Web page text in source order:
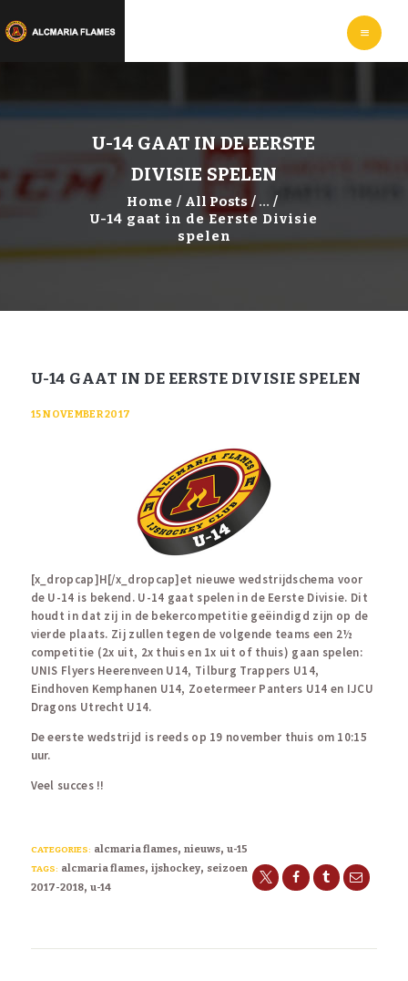
U-14 GAAT IN DE EERSTE
DIVISIE SPELEN
Home All Posts
...
U-14 gaat in de Eerste Divisie
spelen
WEBSHOP
INFORMATIE
U-14 GAAT IN DE EERSTE DIVISIE SPELEN
15 NOVEMBER 2017
[x_dropcap]H[/x_dropcap]et nieuwe wedstrijdschema voor
de U-14 is bekend. U-14 gaat spelen in de Eerste Divisie. Dit
houdt in dat zij in de bekercompetitie geëindigd zijn op de
vierde plaats. Zij zullen tegen de volgende teams een 2½
competitie (2x uit, 2x thuis en 1x uit of thuis) gaan spelen:
UNIS Flyers Heerenveen U14, Tilburg Trappers U14,
Eindhoven Kemphanen U14, Zoetermeer Panters U14 en IJCU
Dragons Utrecht U14.
De eerste wedstrijd is reeds op 19 november thuis om 10:15
uur.
Veel succes !!
CATEGORIES: alcmaria flames, nieuws, u-15
TAGS: alcmaria flames, ijshockey, seizoen
2017-2018, u-14